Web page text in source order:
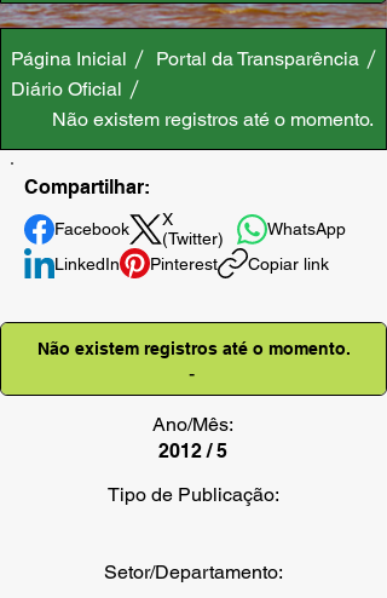
Página Inicial
Portal da Transparência
Diário Oficial
Não existem registros até o momento.
Compartilhar:
Facebook
X
(Twitter)
WhatsApp
LinkedIn
Pinterest Copiar link
Não existem registros até o momento.
-
Ano/Mês:
2012 / 5
Tipo de Publicação:
Setor/Departamento: